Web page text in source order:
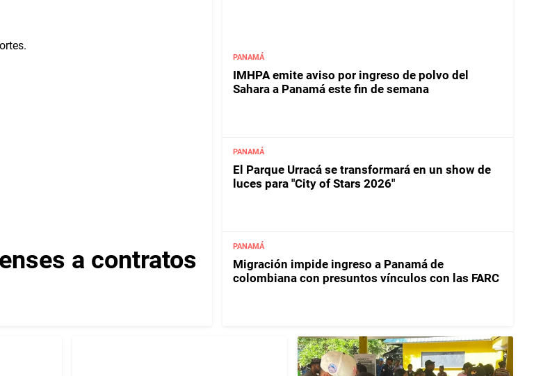
a contratos
PANAMÁ
IMHPA emite aviso por ingreso de polvo del
Sahara a Panamá este fin de semana
PANAMÁ
El Parque Urracá se transformará en un show de
luces para "City of Stars 2026"
PANAMÁ
Migración impide ingreso a Panamá de
colombiana con presuntos vínculos con las FARC